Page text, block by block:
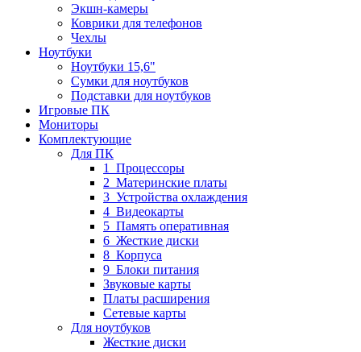
Экшн-камеры
Коврики для телефонов
Чехлы
Ноутбуки
Ноутбуки 15,6"
Сумки для ноутбуков
Подставки для ноутбуков
Игровые ПК
Мониторы
Комплектующие
Для ПК
1_Процессоры
2_Материнские платы
3_Устройства охлаждения
4_Видеокарты
5_Память оперативная
6_Жесткие диски
8_Корпуса
9_Блоки питания
Звуковые карты
Платы расширения
Сетевые карты
Для ноутбуков
Жесткие диски